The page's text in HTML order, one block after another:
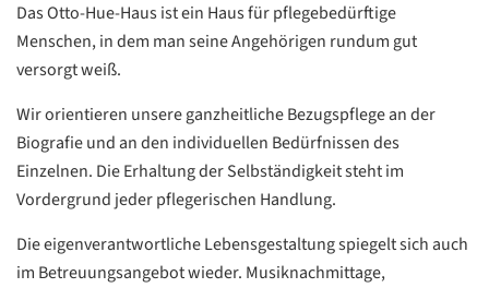
Das Otto-Hue-Haus ist ein Haus für pflegebedürftige
Menschen, in dem man seine Angehörigen rundum gut
versorgt weiß.
Wir orientieren unsere ganzheitliche Bezugspflege an der
Biografie und an den individuellen Bedürfnissen des
Einzelnen. Die Erhaltung der Selbständigkeit steht im
Vordergrund jeder pflegerischen Handlung.
Die eigenverantwortliche Lebensgestaltung spiegelt sich auch
im Betreuungsangebot wieder. Musiknachmittage,